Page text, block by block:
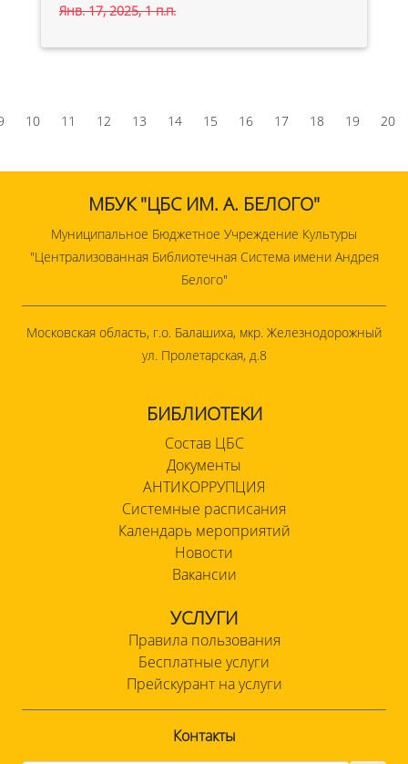
Янв. 17, 2025, 1 п.п.
10 11 12 13 14 15 16 17 18 19 20
МБУК "ЦБС ИМ. А. БЕЛОГО"
Муниципальное Бюджетное Учреждение Культуры
"Централизованная Библиотечная Система имени Андрея
Белого"
Московская область, г.о. Балашиха, мкр. Железнодорожный
ул. Пролетарская, д.8
БИБЛИОТЕКИ
Состав ЦБС
Документы
АНТИКОРРУПЦИЯ
Системные расписания
Календарь мероприятий
Новости
Вакансии
УСЛУГИ
Правила пользования
Бесплатные услуги
Прейскурант на услуги
Контакты